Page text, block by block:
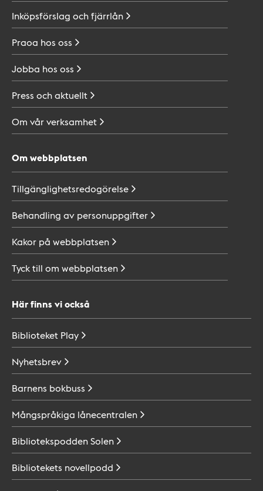
Inköpsförslag ochfjärrlån
Praoa hos oss
Jobba hos oss
Press ochaktuellt
Om vårverksamhet
Om webbplatsen
Tillgänglighetsredogörelse
Behandling av personuppgifter
Kakor på webbplatsen
Tyck till om webbplatsen
Här finns vi också
Biblioteket Play
Nyhetsbrev
Barnens bokbuss
Mångspråkiga lånecentralen
BibliotekspoddenSolen
Bibliotekets novellpodd